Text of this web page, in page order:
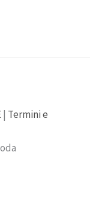
| Termini e